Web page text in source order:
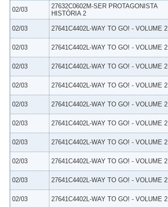
02/03
27632C0602M-SER PROTAGONISTA
HISTÓRIA 2
02/03 27641C4402L-WAY TO GO! - VOLUME 2
02/03 27641C4402L-WAY TO GO! - VOLUME 2
02/03 27641C4402L-WAY TO GO! - VOLUME 2
02/03 27641C4402L-WAY TO GO! - VOLUME 2
02/03 27641C4402L-WAY TO GO! - VOLUME 2
02/03 27641C4402L-WAY TO GO! - VOLUME 2
02/03 27641C4402L-WAY TO GO! - VOLUME 2
02/03 27641C4402L-WAY TO GO! - VOLUME 2
02/03 27641C4402L-WAY TO GO! - VOLUME 2
02/03 27641C4402L-WAY TO GO! - VOLUME 2